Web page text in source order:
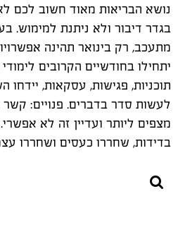
נושא הבריאות מאוד חשוב לכם
בגדר דיבור ולא ניתנת למימוש.
מתעכב, רק בינואר תהינה
יתחילו בחודשיים הקרובים
תוכניות, פגישות, עסקאות,
לעשות סדר בדברים. פנויים:
מצפים ליותר ועדיין זה לא
בדידות, שחררו כעסים ושחררו